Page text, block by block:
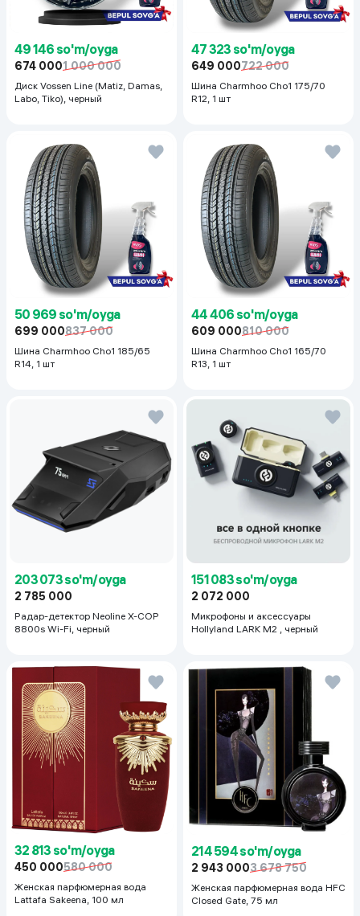
49 146 so'm/oyga
674 0001 000 000
Диск Vossen Line (Matiz, Damas,
Labo, Tiko), черный
47 323 so'm/oyga
649 000722 000
Шина Charmhoo Cho1 175/70
R12, 1 шт
50 969 so'm/oyga
699 000837 000
Шина Charmhoo Cho1 185/65
R14, 1 шт
44 406 so'm/oyga
609 000810 000
Шина Charmhoo Cho1 165/70
R13, 1 шт
203 073 so'm/oyga
2 785 000
Радар-детектор Neoline X-COP
8800s Wi-Fi, черный
151 083 so'm/oyga
2 072 000
Микрофоны и аксессуары
Hollyland LARK M2 , черный
32 813 so'm/oyga
450 000580 000
Женская парфюмерная вода
Lattafa Sakeena, 100 мл
214 594 so'm/oyga
2 943 0003 678 750
Женская парфюмерная вода HFC
Closed Gate, 75 мл